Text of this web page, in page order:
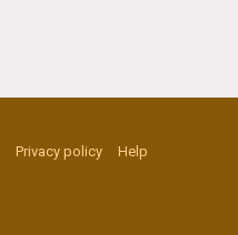
Privacy policy
Help